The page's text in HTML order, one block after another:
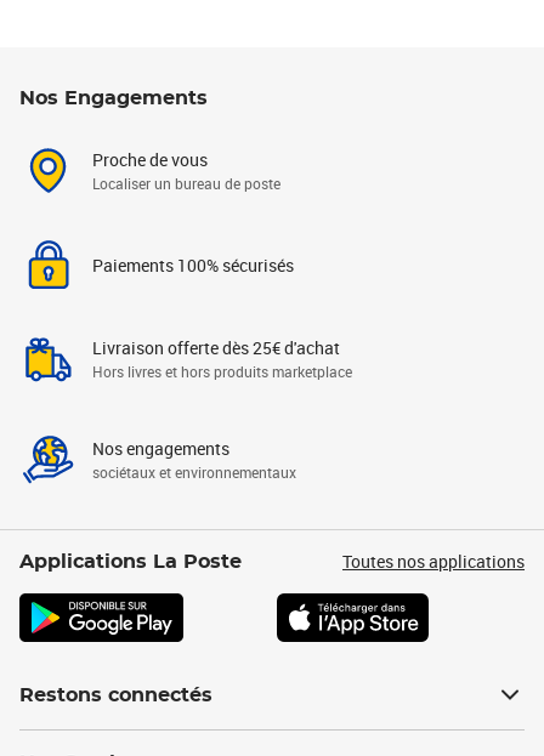
Nos Engagements
Proche de vous
Localiser un bureau de poste
Paiements 100% sécurisés
Livraison offerte dès 25€ d'achat
Hors livres et hors produits marketplace
Nos engagements
sociétaux et environnementaux
Applications La Poste Toutes nos applications
Restons connectés